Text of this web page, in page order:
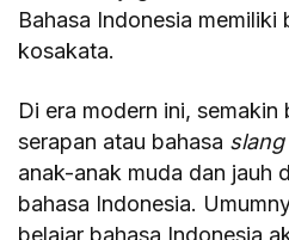
Bahasa Indonesia memiliki
kosakata.
Di era modern ini, semakin
serapan atau bahasa slang
anak-anak muda dan jauh
bahasa Indonesia.
belajar bahasa Indonesia